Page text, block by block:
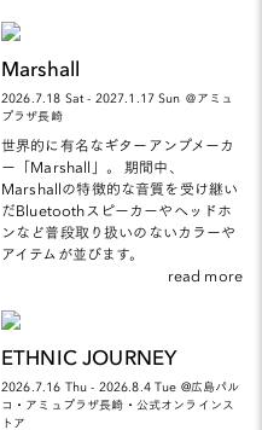
Marshall
2026.7.18 Sat - 2027.1.17 Sun ＠アミュ
プラザ長崎
世界的に有名なギターアンプメーカ
ー「Marshall」。 期間中、
Marshallの特徴的な音質を受け継い
だBluetoothスピーカーやヘッドホ
ンなど普段取り扱いのないカラーや
アイテムが並びます。
read more
ETHNIC JOURNEY
2026.7.16 Thu - 2026.8.4 Tue @広島パル
コ・アミュプラザ長崎・公式オンラインス
トア